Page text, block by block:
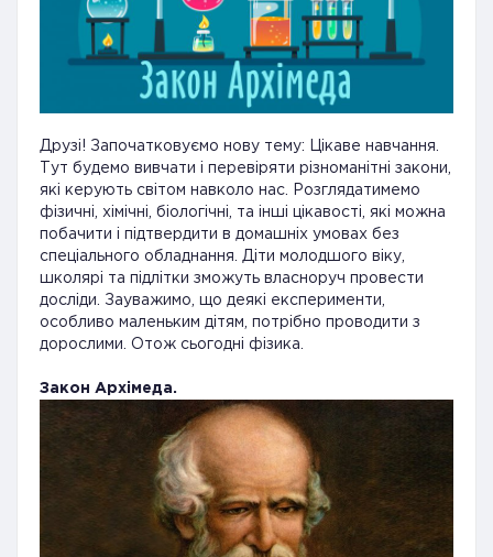
Друзі! Започатковуємо нову тему: Цікаве навчання.
Тут будемо вивчати і перевіряти різноманітні закони,
які керують світом навколо нас. Розглядатимемо
фізичні, хімічні, біологічні, та інші цікавості, які можна
побачити і підтвердити в домашніх умовах без
спеціального обладнання. Діти молодшого віку,
школярі та підлітки зможуть власноруч провести
досліди. Зауважимо, що деякі експерименти,
особливо маленьким дітям, потрібно проводити з
дорослими. Отож сьогодні фізика.
Закон Архімеда.